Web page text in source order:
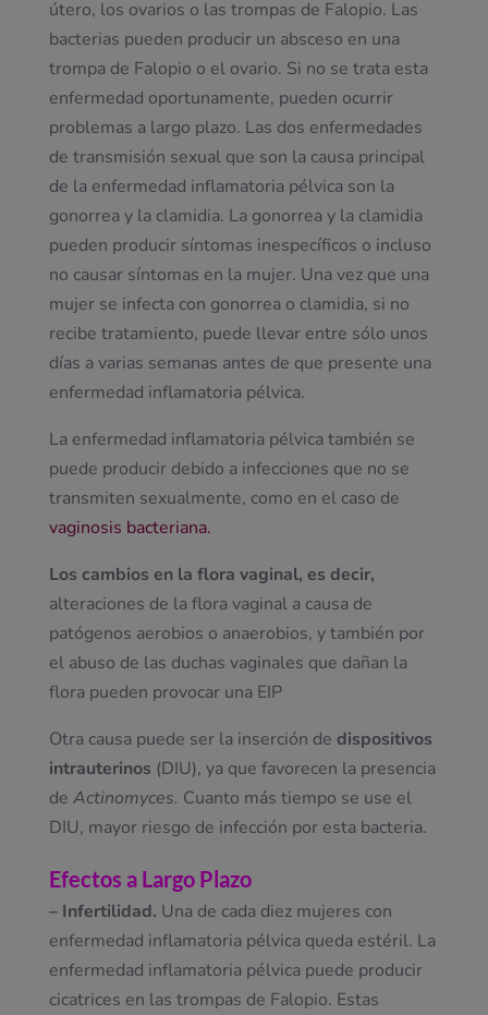
útero, los ovarios o las trompas de Falopio. Las
bacterias pueden producir un absceso en una
trompa de Falopio o el ovario. Si no se trata esta
enfermedad oportunamente, pueden ocurrir
problemas a largo plazo. Las dos enfermedades
de transmisión sexual que son la causa principal
de la enfermedad inflamatoria pélvica son la
gonorrea y la clamidia. La gonorrea y la clamidia
pueden producir síntomas inespecíficos o incluso
no causar síntomas en la mujer. Una vez que una
mujer se infecta con gonorrea o clamidia, si no
recibe tratamiento, puede llevar entre sólo unos
días a varias semanas antes de que presente una
enfermedad inflamatoria pélvica.
La enfermedad inflamatoria pélvica también se
puede producir debido a infecciones que no se
transmiten sexualmente, como en el caso de
vaginosis bacteriana.
Los cambios en la flora vaginal, es decir,
alteraciones de la flora vaginal a causa de
patógenos aerobios o anaerobios, y también por
el abuso de las duchas vaginales que dañan la
flora pueden provocar una EIP
Otra causa puede ser la inserción de dispositivos
intrauterinos (DIU), ya que favorecen la presencia
de Actinomyces. Cuanto más tiempo se use el
DIU, mayor riesgo de infección por esta bacteria.
Efectos a Largo Plazo
– Infertilidad. Una de cada diez mujeres con
enfermedad inflamatoria pélvica queda estéril. La
enfermedad inflamatoria pélvica puede producir
cicatrices en las trompas de Falopio. Estas